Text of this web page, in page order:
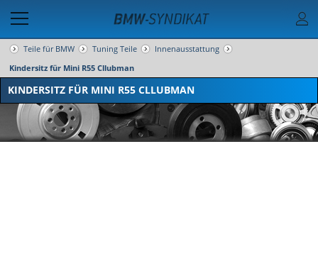
Teile für BMW Tuning Teile
Innenausstattung
Kindersitz für Mini R55 Cllubman
KINDERSITZ FÜR MINI R55 CLLUBMAN